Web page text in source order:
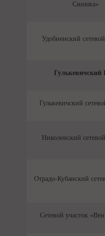
Синюха»
Удобненский
Гулькевичский
Николенский
Отрадо-Кубанский
Сетевой участок